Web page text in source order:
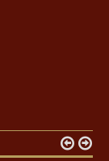
 